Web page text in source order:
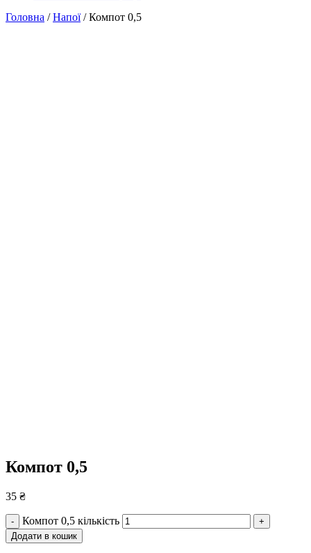
Головна /Напої/ Компот 0,5
Компот 0,5
35 ₴
- Компот 0,5 кількість
+
Додати в кошик